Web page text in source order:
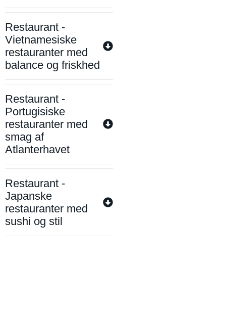
Restaurant -
Vietnamesiske
restauranter med
balance og friskhed
Restaurant -
Portugisiske
restauranter med
smag af
Atlanterhavet
Restaurant -
Japanske
restauranter med
sushi og stil